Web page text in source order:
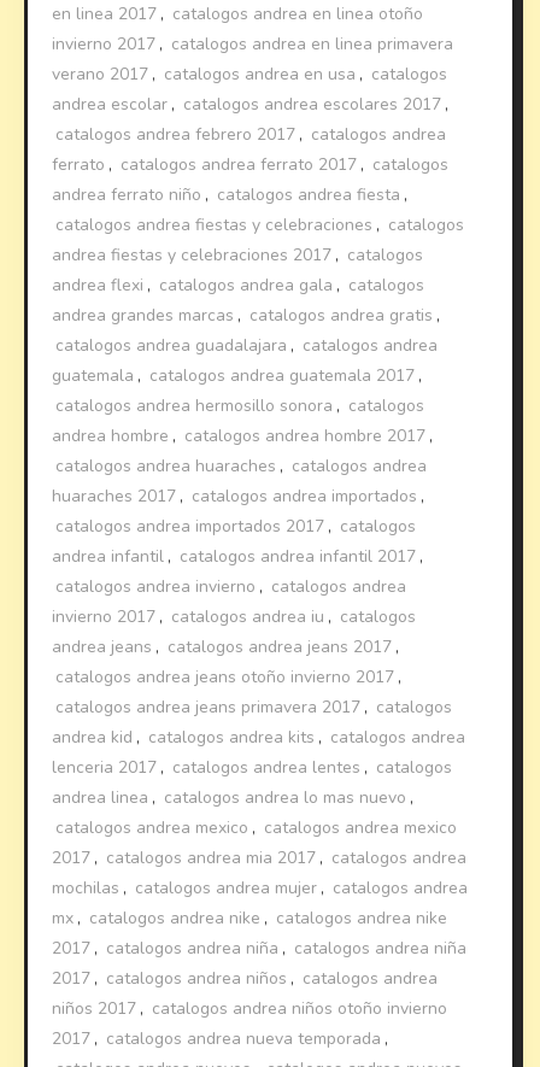
en linea 2017 , catalogos andrea en linea otoño
invierno 2017 , catalogos andrea en linea primavera
verano 2017 , catalogos andrea en usa , catalogos
andrea escolar , catalogos andrea escolares 2017 ,
catalogos andrea febrero 2017 , catalogos andrea
ferrato , catalogos andrea ferrato 2017 , catalogos
andrea ferrato niño , catalogos andrea fiesta ,
catalogos andrea fiestas y celebraciones , catalogos
andrea fiestas y celebraciones 2017 , catalogos
andrea flexi , catalogos andrea gala , catalogos
andrea grandes marcas , catalogos andrea gratis ,
catalogos andrea guadalajara , catalogos andrea
guatemala , catalogos andrea guatemala 2017 ,
catalogos andrea hermosillo sonora , catalogos
andrea hombre , catalogos andrea hombre 2017 ,
catalogos andrea huaraches , catalogos andrea
huaraches 2017 , catalogos andrea importados ,
catalogos andrea importados 2017 , catalogos
andrea infantil , catalogos andrea infantil 2017 ,
catalogos andrea invierno , catalogos andrea
invierno 2017 , catalogos andrea iu , catalogos
andrea jeans , catalogos andrea jeans 2017 ,
catalogos andrea jeans otoño invierno 2017 ,
catalogos andrea jeans primavera 2017 , catalogos
andrea kid , catalogos andrea kits , catalogos andrea
lenceria 2017 , catalogos andrea lentes , catalogos
andrea linea , catalogos andrea lo mas nuevo ,
catalogos andrea mexico , catalogos andrea mexico
2017 , catalogos andrea mia 2017 , catalogos andrea
mochilas , catalogos andrea mujer , catalogos andrea
mx , catalogos andrea nike , catalogos andrea nike
2017 , catalogos andrea niña , catalogos andrea niña
2017 , catalogos andrea niños , catalogos andrea
niños 2017 , catalogos andrea niños otoño invierno
2017 , catalogos andrea nueva temporada ,